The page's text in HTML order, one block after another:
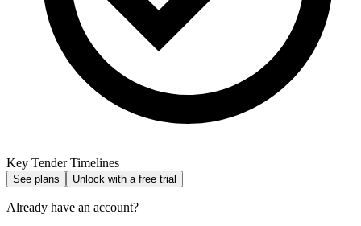
Key Tender Timelines
See plans Unlock with a free trial
Already have an account?